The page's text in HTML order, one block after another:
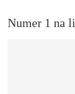
Numer 1 na